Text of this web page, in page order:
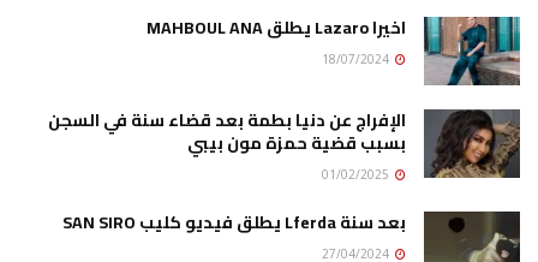
اخيرا Lazaro يطلق MAHBOUL ANA
الإفراج عن دنيا بطمة بعد قضاء سنة في السجن
بسبب قضية حمزة مون بيبي
بعد سنة Lferda يطلق فيديو كليب SAN SIRO